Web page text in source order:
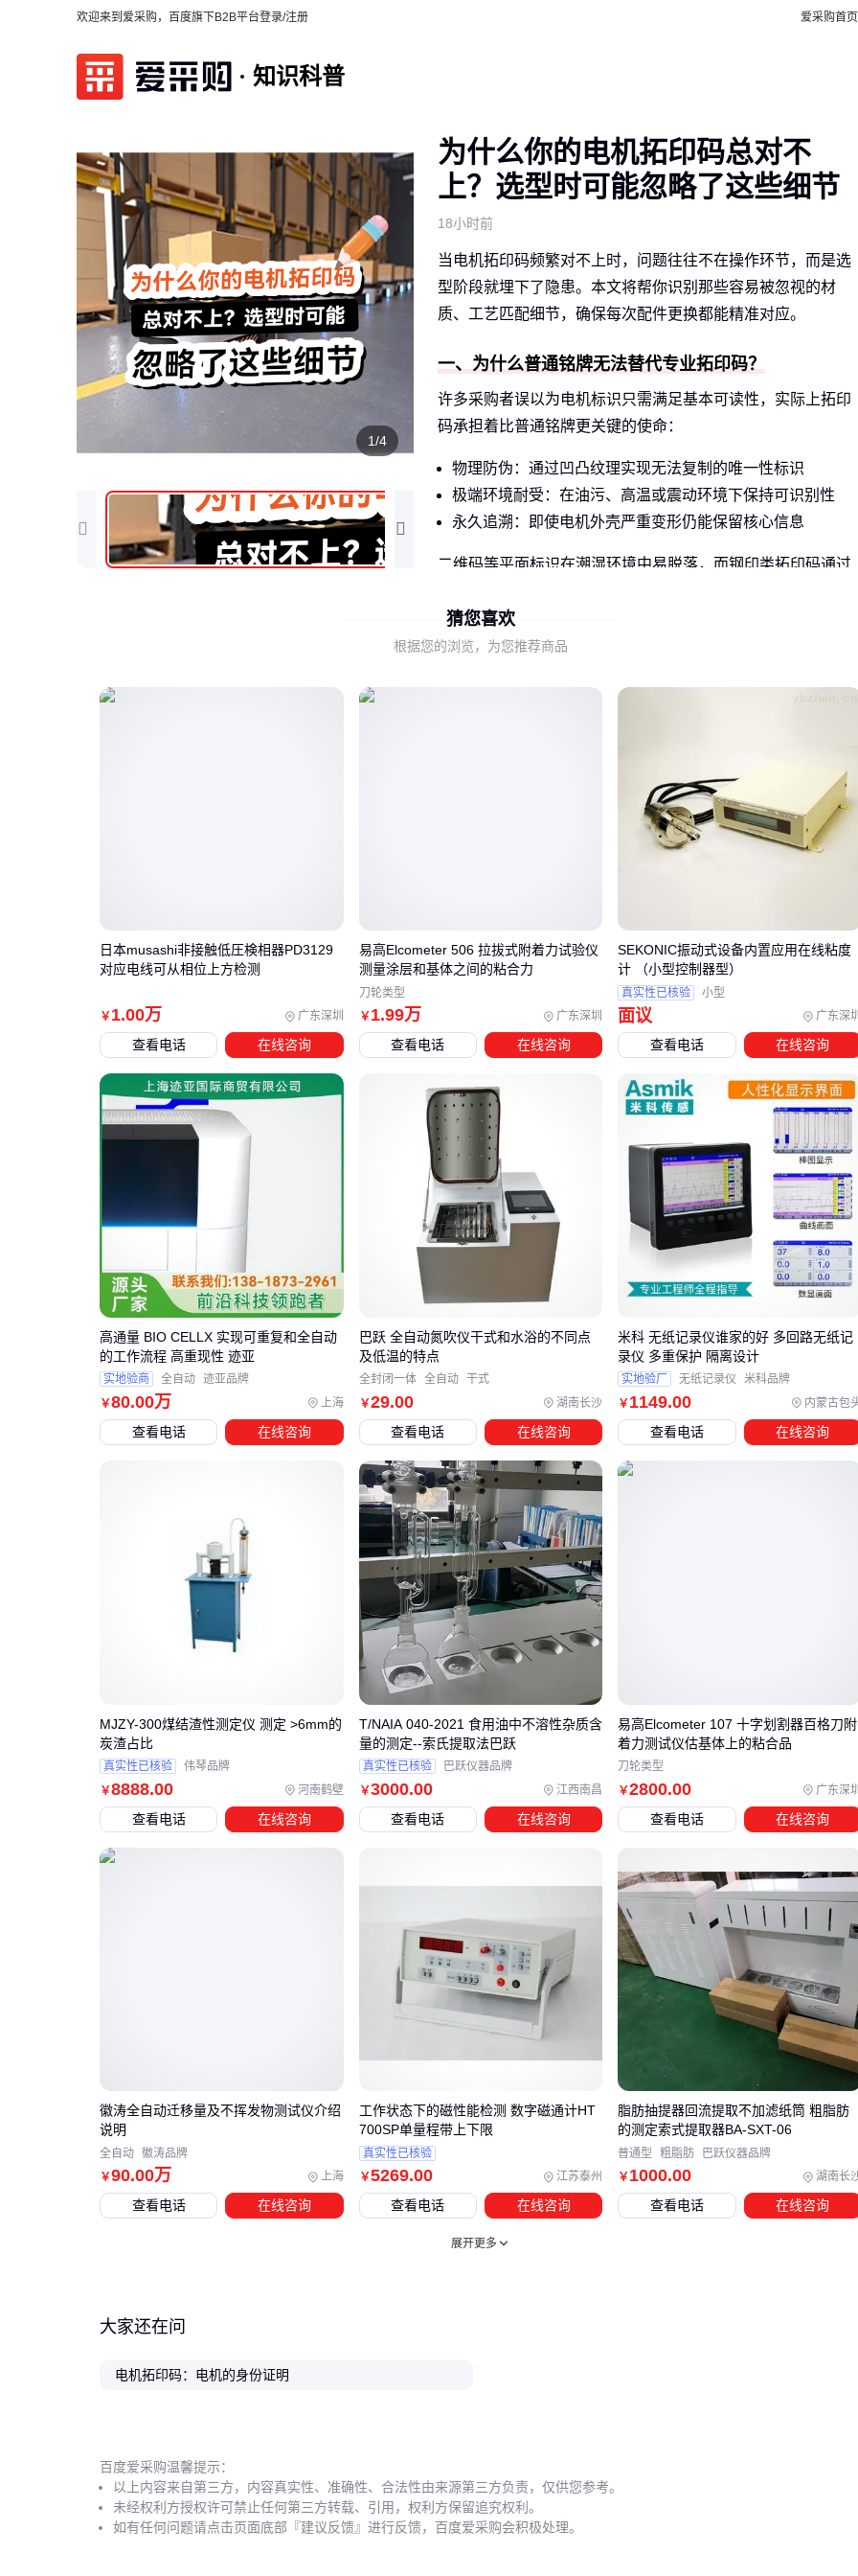
欢迎来到爱采购，百度旗下B2B平台登录/注册 爱采购首页
知识科普
1/4
为什么你的电机拓印码总对不
上？选型时可能忽略了这些细节
18小时前
当电机拓印码频繁对不上时，问题往往不在操作环节，而是选
型阶段就埋下了隐患。本文将帮你识别那些容易被忽视的材
质、工艺匹配细节，确保每次配件更换都能精准对应。
一、为什么普通铭牌无法替代专业拓印码？
许多采购者误以为电机标识只需满足基本可读性，实际上拓印
码承担着比普通铭牌更关键的使命：
物理防伪：通过凹凸纹理实现无法复制的唯一性标识
极端环境耐受：在油污、高温或震动环境下保持可识别性
永久追溯：即使电机外壳严重变形仍能保留核心信息
二维码等平面标识在潮湿环境中易脱落，而钢印类拓印码通过
景中的不可替代性。
判断要点：当你的应用场景涉及长期户外暴露、化学腐蚀或机
钢印码依赖机械压力形成凹痕，优势在于抗覆盖性强，即使
用油漆涂抹仍可通过触觉识别
但工艺选择不能仅看标记效果。钢印码的深度直接影响长期抗
磨损能力，而激光标的热影响区可能改变金属表面应力分布，
这对高精度电机尤为关键。
简单判断法：需要十年以上追溯周期的重型设备选钢印，精密
微电机优先激光标，介于两者之间的可考虑复合工艺方案。
三、不同环境下电机拓印码的选型关键点
选择电机拓印码时，首先要明确使用环境对标识耐久性的实际
需求。高温车间、油污环境或户外安装等不同场景，对拓印码
的材质和工艺有截然不同的要求。
高温环境：优先考虑激光打标或钢印码，这类标识在金属表
面形成物理刻痕，不易因热胀冷缩导致信息模糊
油污接触：选择凹刻深度更大的钢印码，并配合防腐蚀涂
层，避免油污渗入影响识别
户外暴露：需评估紫外线耐受性，部分激光打标可能因长期
暴晒出现对比度下降问题
振动强度是另一个容易被忽视的选型维度。对于安装在振动设
备（如螺杆空压机）上的电机，过浅的拓印可能因持续震动产
标识深度与基材硬度的匹配关系
是否需要配合固定件防止标识面与其他部件摩擦
定期检查的便利性设计
当拓印码需要与自动化系统配合使用时，还应提前确认识别设
备的兼容性。某些RFID标签或二维码虽然信息承载量大，但在
金属表面安装可能面临信号干扰问题。此时传统钢印码配合专
用扫描仪反而是更可靠的选择。
最终决策时，建议将使用场景、维护周期和识别方式三个维度
叠加评估。例如油污环境中的高频检查点，可能需要牺牲部分
信息密度来换取更高的抗污染性能。这种系统化选型思路能有
效避免后续匹配困难。
许多用户在采购电机拓印码设备后，常遇到识别率低或无法读
取的情况。这往往是因为忽略了配套识别工具与主设备的匹配
性——不同材质的拓印码需要特定波长的扫描仪，而油污环境
可能还需搭配防雾放大镜。
关键配套可分为三类：固定支架确保打标位置精准，专用清洁
剂维持码面清晰度，而
则能适应不同角度的识
别需求。其中打标机支架
的稳定性直接影响拓印深度一致
对于高频识别场景，建议配置带视觉定位功能的支架系统。这
类设备能自动补偿电机外壳的曲面弧度，避免人工调整带来的
防护手套 和防尘口罩
等耗材虽不起眼，
却能有效防止汗渍和粉尘污染码面。
实际选配时，应先确认主设备的接口类型和工作距离，再选择
兼容的配套工具。例如激光打标机通常需要金属材质支架以散
每季度用中性清洁剂擦拭码面，避免酸碱腐蚀
猜您喜欢
根据您的浏览，为您推荐商品
￥ 1.00万 广东深圳
日本musashi非接触低圧検相器PD3129
对应电线可从相位上方检测
查看电话 在线咨询
￥ 1.99万 广东深圳
易高Elcometer 506 拉拔式附着力试验仪
测量涂层和基体之间的粘合力
刀轮类型
查看电话 在线咨询
面议 广东深
SEKONIC振动式设备内置应用在线粘度
计 （小型控制器型）
真实性已核验 小型
查看电话 在线咨询
￥80.00万 上海
高通量 BIO CELLX 实现可重复和全自动
的工作流程 高重现性 迹亚
实地验商 全自动 迹亚品牌
查看电话 在线咨询
￥29.00 湖南长沙
巴跃 全自动氮吹仪干式和水浴的不同点
及低温的特点
全封闭一体 全自动 干式
查看电话 在线咨询
￥ 1149.00 内蒙古包
米科 无纸记录仪谁家的好 多回路无纸记
录仪 多重保护 隔离设计
实地验厂 无纸记录仪 米科品牌
查看电话 在线咨询
￥8888.00 河南鹤壁
MJZY-300煤结渣性测定仪 测定 >6mm的
炭渣占比
真实性已核验 伟琴品牌
查看电话 在线咨询
￥3000.00 江西南昌
T/NAIA 040-2021 食用油中不溶性杂质含
量的测定--索氏提取法巴跃
真实性已核验 巴跃仪器品牌
查看电话 在线咨询
￥2800.00 广东深
易高Elcometer 107 十字划割器百格刀附
着力测试仪估基体上的粘合品
刀轮类型
查看电话 在线咨询
￥90.00万 上海
徽涛全自动迁移量及不挥发物测试仪介绍
说明
全自动 徽涛品牌
查看电话 在线咨询
￥5269.00 江苏泰州
工作状态下的磁性能检测 数字磁通计HT
700SP单量程带上下限
真实性已核验
查看电话 在线咨询
￥ 1000.00 湖南长
脂肪抽提器回流提取不加滤纸筒 粗脂肪
的测定索式提取器BA-SXT-06
普通型 粗脂肪 巴跃仪器品牌
查看电话 在线咨询
展开更多
大家还在问
电机拓印码：电机的身份证明
百度爱采购温馨提示：
以上内容来自第三方，内容真实性、准确性、合法性由来源第三方负责，仅供您参考。
未经权利方授权许可禁止任何第三方转载、引用，权利方保留追究权利。
如有任何问题请点击页面底部『建议反馈』进行反馈，百度爱采购会积极处理。